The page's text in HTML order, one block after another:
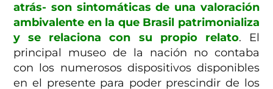
atrás- son sintomáticas de una valoración
ambivalente en la que Brasil patrimonializa
y se relaciona con su propio relato. El
principal museo de la nación no contaba
con los numerosos dispositivos disponibles
en el presente para poder prescindir de los